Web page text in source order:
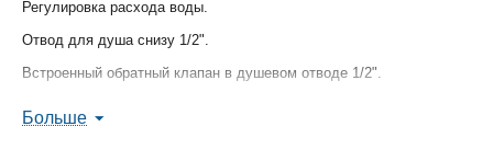
Регулировка расхода воды.
Отвод для душа снизу 1/2".
Встроенный обратный клапан в душевом отводе 1/2".
Больше